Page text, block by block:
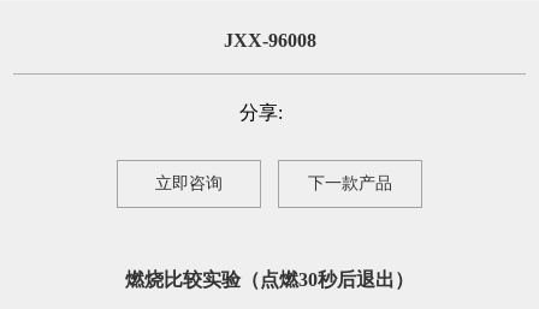
JXX-96008
分享:
立即咨询 下一款产品
燃烧比较实验（点燃30秒后退出）